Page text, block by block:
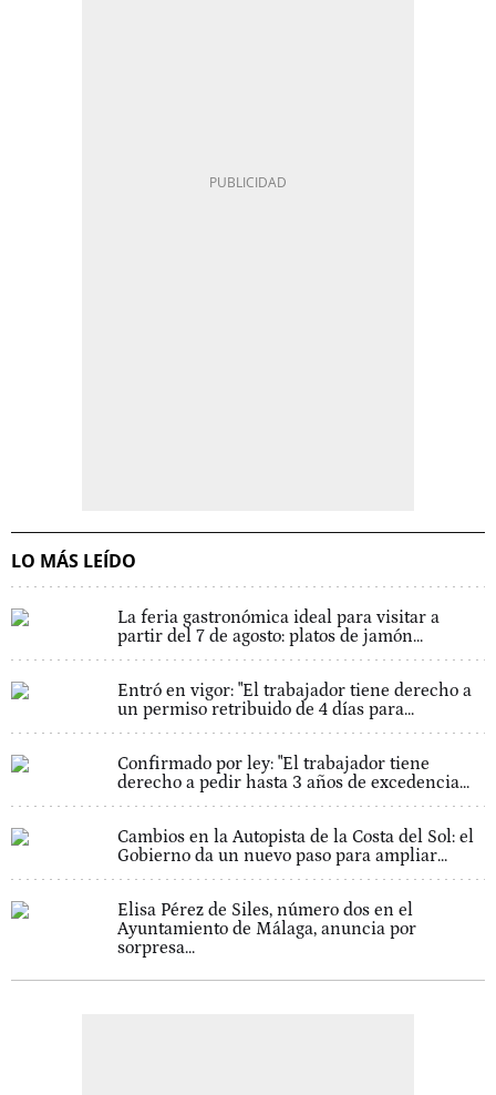
LO MÁS LEÍDO
La feria gastronómica ideal para visitar a
partir del 7 de agosto: platos de jamón...
Entró en vigor: "El trabajador tiene derecho a
un permiso retribuido de 4 días para...
Confirmado por ley: "El trabajador tiene
derecho a pedir hasta 3 años de excedencia...
Cambios en la Autopista de la Costa del Sol: el
Gobierno da un nuevo paso para ampliar...
Elisa Pérez de Siles, número dos en el
Ayuntamiento de Málaga, anuncia por
sorpresa...